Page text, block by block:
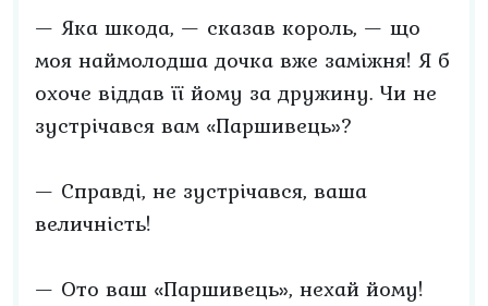
— Яка шкода, — сказав король, — що
моя наймолодша дочка вже заміжня! Я б
охоче віддав її йому за дружину. Чи не
зустрічався вам «Паршивець»?
— Справді, не зустрічався, ваша
величність!
— Ото ваш «Паршивець», нехай йому!